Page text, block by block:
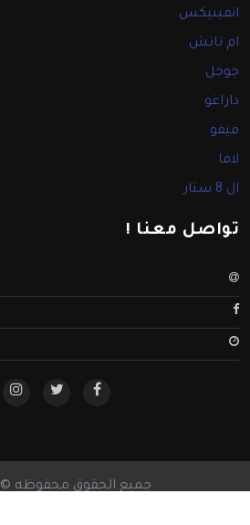
انفينيكس
ام تاتش
جوجل
داراغو
فيفو
لافا
ال 8 ستار
تواصل معنا !
جميع الحقوق محفوظه ©